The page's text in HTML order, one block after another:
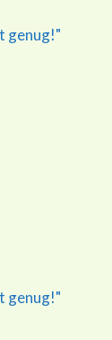
genug!"
genug!"